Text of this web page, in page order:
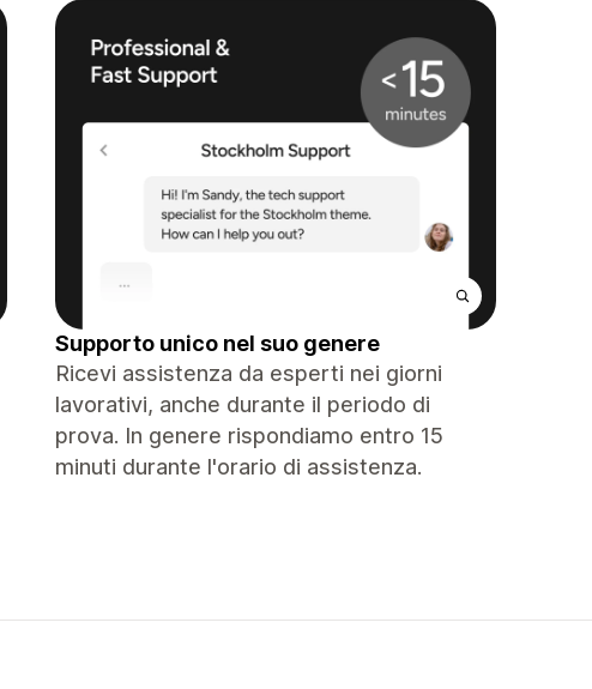
Supporto unico nel suo genere
Ricevi assistenza da esperti nei giorni
lavorativi, anche durante il periodo di
prova. In genere rispondiamo entro 15
minuti durante l'orario di assistenza.